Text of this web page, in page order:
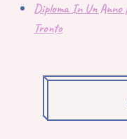
Diploma In Un Anno
Tronto